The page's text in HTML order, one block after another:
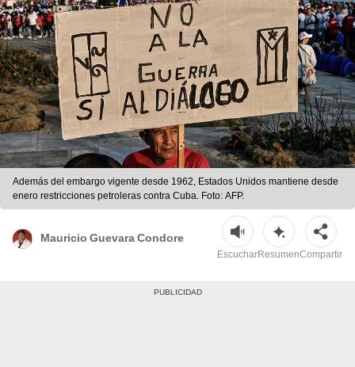
Además del embargo vigente desde 1962, Estados Unidos mantiene desde
enero restricciones petroleras contra Cuba. Foto: AFP.
Mauricio Guevara Condore
EscucharResumenCompartir